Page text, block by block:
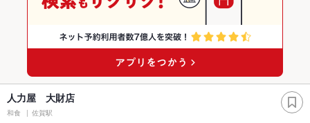
人力屋 大財店
和食 佐賀駅